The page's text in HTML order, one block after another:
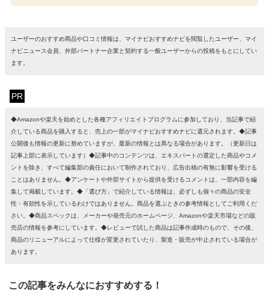
ユーザーのおすすめ商品や口コミ情報は、マイナビおすすめナビを閲覧したユーザー、マイ
ナビニュース会員、外部パートナー企業と契約する一般ユーザーからの投稿をもとにしてい
ます。
PR
◆Amazonや楽天を始めとした各種アフィリエイトプログラムに参加しており、当記事で紹
介している商品を購入すると、売上の一部がマイナビおすすめナビに還元されます。◆記事
公開後も情報の更新に努めていますが、最新の情報とは異なる場合があります。（更新日は
記事上部に表示しています）◆記事中のコンテンツは、エキスパートの選定した商品やコメ
ントを除き、すべて編集部の責任において制作されており、広告出稿の有無に影響を受ける
ことはありません。◆アンケートや外部サイトから提供を受けるコメントは、一部内容を編
集して掲載しています。◆「選び方」で紹介している情報は、必ずしも個々の商品の安全
性・有効性を示しているわけではありません。商品を選ぶときの参考情報としてご利用くだ
さい。◆商品スペックは、メーカーや発売元のホームページ、Amazonや楽天市場などの販
売店の情報を参考にしています。◆レビューで試した商品は記事作成時のもので、その後、
商品のリニューアルによって仕様が変更されていたり、製造・販売が中止されている場合が
あります。
この記事をみんなにおすすめする！